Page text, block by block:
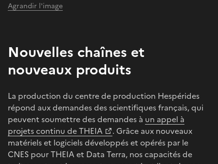
Agrandir l'image
Nouvelles chaînes et
nouveaux produits
La production du centre de production Hespérides
répond aux demandes des scientifiques français, qui
peuvent soumettre des demandes à un appel à
projets continu de THEIA
. Grâce aux nouveaux
matériels et logiciels développés et opérés par le
CNES pour THEIA et Data Terra, nos capacités de